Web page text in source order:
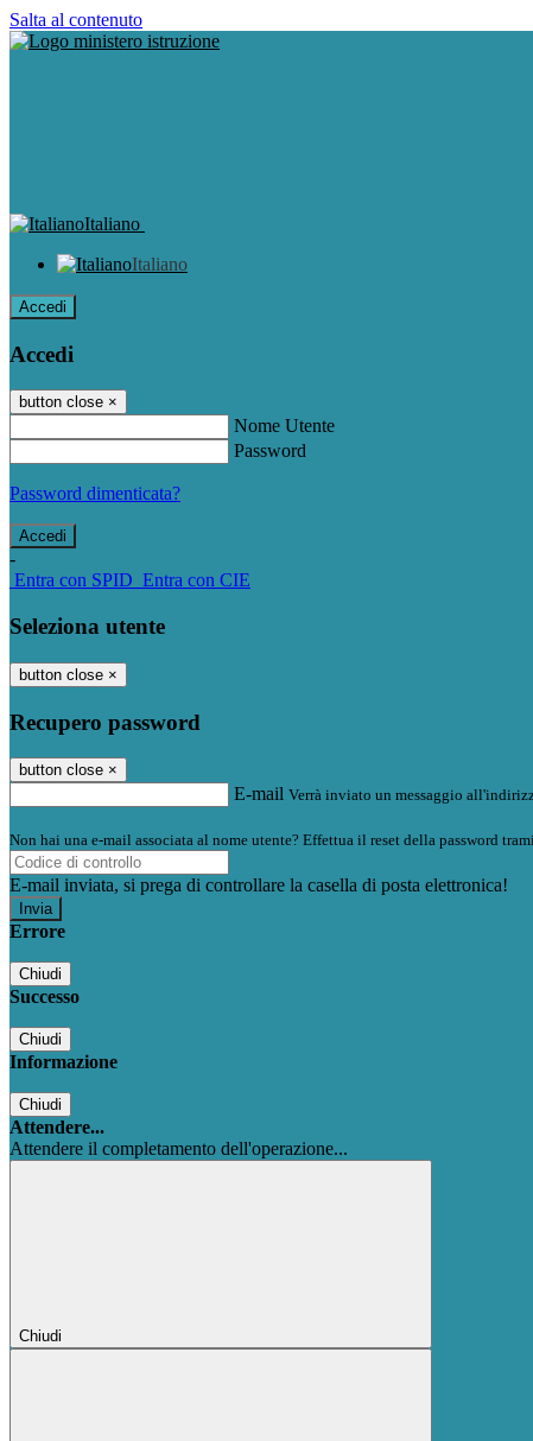
Salta al contenuto
Italiano
Italiano
Accedi
Accedi
button close ×
Nome Utente
Password
Password dimenticata?
-
Entra con SPID Entra con CIE
Seleziona utente
button close ×
Recupero password
button close ×
E-mail Verrà inviato un messaggio
Non hai una e-mail associata al nome utente? Effettua il reset della password
E-mail inviata, si prega di controllare la casella di posta elettronica!
Errore
Chiudi
Successo
Chiudi
Informazione
Chiudi
Attendere...
Attendere il completamento dell'operazione...
Chiudi